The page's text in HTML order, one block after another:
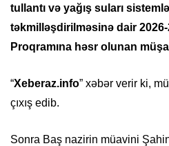
tullantı və yağış suları
təkmilləşdirilməsinə dair
Proqramına həsr olunan
“Xeberaz.info” xəbər verir ki,
çıxış edib.
Sonra Baş nazirin müavini